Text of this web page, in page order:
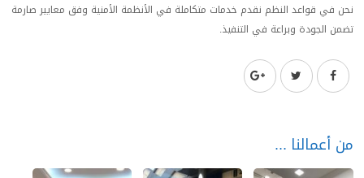
نحن في قواعد النظم نقدم خدمات متكاملة في الأنظمة الأمنية وفق معايير صارمة
تضمن الجودة وبراعة في التنفيذ.
من أعمالنا